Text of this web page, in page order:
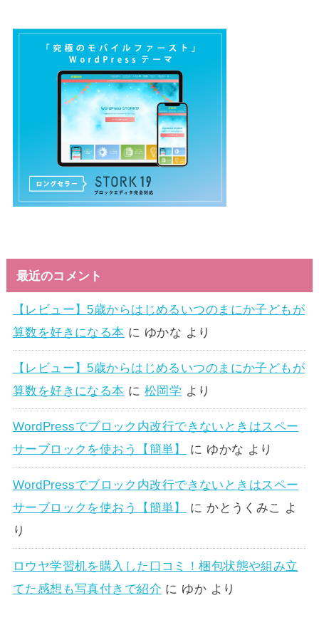
最近のコメント
【レビュー】5歳からはじめるいつのまにか子どもが
算数を好きになる本 に ゆかな より
【レビュー】5歳からはじめるいつのまにか子どもが
算数を好きになる本 に松岡学 より
WordPressでブロック内改行できないときはスペー
サーブロックを使おう【簡単】
に ゆかな より
WordPressでブロック内改行できないときはスペー
サーブロックを使おう【簡単】
に かとうくみこ
よ
り
ロウヤ学習机を購入した口コミ！梱包状態や組み立
てた感想も写真付きで紹介 に ゆか より